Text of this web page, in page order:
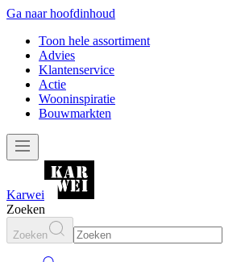
Ga naar hoofdinhoud
Toon hele assortiment
Advies
Klantenservice
Actie
Wooninspiratie
Bouwmarkten
Karwei
Zoeken
Zoeken